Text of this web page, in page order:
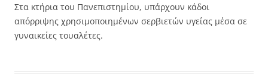
Στα κτήρια του Πανεπιστημίου, υπάρχουν κάδοι
απόρριψης χρησιμοποιημένων σερβιετών υγείας μέσα σε
γυναικείες τουαλέτες.